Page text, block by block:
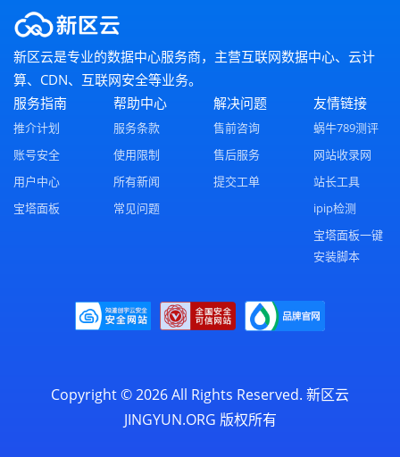
新区云是专业的数据中心服务商，主营互联网数据中心、云计
算、CDN、互联网安全等业务。
服务指南
推介计划
账号安全
用户中心
宝塔面板
帮助中心
服务条款
使用限制
所有新闻
常见问题
解决问题
售前咨询
售后服务
提交工单
友情链接
蜗牛789测评
网站收录网
站长工具
ipip检测
宝塔面板一键
安装脚本
Copyright © 2026 All Rights Reserved. 新区云
JINGYUN.ORG 版权所有